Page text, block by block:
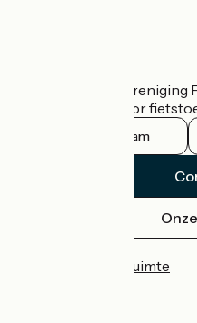
De nationale vereniging
officiële gids voor
Instagram
Professionele ruimte